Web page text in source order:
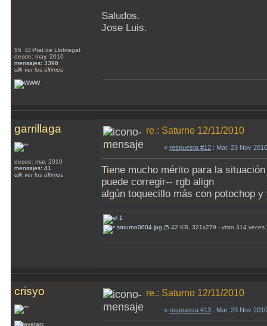
55 El Prat de Llobregat
desde: may, 2010
mensajes: 3396
clik ver los últimos
Saludos.
Jose Luis.
garrillaga
desde: mar, 2010
mensajes: 41
clik ver los últimos
re.: Saturno 12/11/2010
« respuesta #12 : Mar, 23 Nov
Tiene mucho mérito para la
puede corregir-- rgb align
algún toquecillo más con potochop y
saturno0004.jpg (5.42 KB, 321x279 - visto 314
crisyo re.: Saturno 12/11/2010
« respuesta #13 : Mar, 23 Nov